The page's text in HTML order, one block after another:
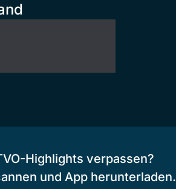
Highlights verpassen?
und App herunterladen.